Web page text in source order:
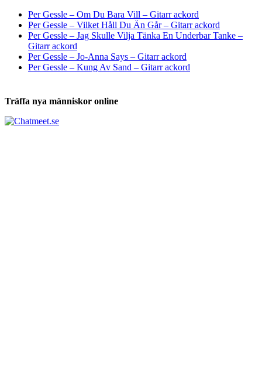
Per Gessle – Om Du Bara Vill – Gitarr ackord
Per Gessle – Vilket Håll Du Än Går – Gitarr ackord
Per Gessle – Jag Skulle Vilja Tänka En Underbar Tanke –
Gitarr ackord
Per Gessle – Jo-Anna Says – Gitarr ackord
Per Gessle – Kung Av Sand – Gitarr ackord
Träffa nya människor online